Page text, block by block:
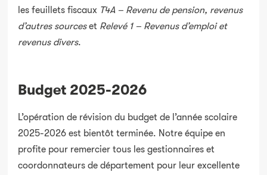
les feuillets fiscaux T4A – Revenu de pension, revenus
d’autres sourceset Relevé 1 – Revenus d’emploi et
revenus divers.
Budget 2025-2026
L’opération de révision du budget de l’année scolaire
2025-2026 est bientôt terminée. Notre équipe en
profite pour remercier tous les gestionnaires et
coordonnateurs de département pour leur excellente